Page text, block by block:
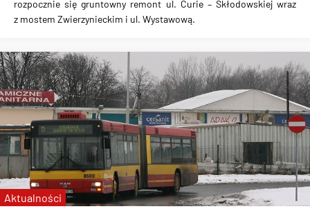
rozpocznie się gruntowny remont ul. Curie – Skłodowskiej wraz
z mostem Zwierzynieckim i ul. Wystawową.
Aktualności